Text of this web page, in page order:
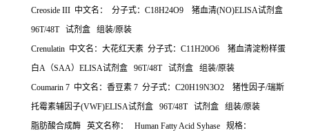
Creoside III 中文名： 分子式： C18H24O9 猪血清(NO)ELISA试剂盒
96T/48T 试剂盒 组装/原装
Crenulatin 中文名：大花红天素 分子式： C11H20O6 猪血清淀粉样蛋
白A （SAA） ELISA试剂盒 96T/48T 试剂盒 组装/原装
Coumarin 7 中文名：香豆素 7 分子式： C20H19N3O2 猪性因子/瑞斯
托霉素辅因子(VWF)ELISA试剂盒 96T/48T 试剂盒 组装/原装
脂肪酸合成酶
英文名称： Human Fatty Acid Syhase 规格：